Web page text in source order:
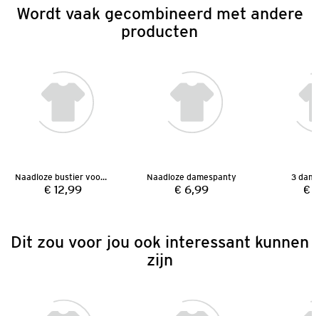
Wordt vaak gecombineerd met andere
producten
Naadloze bustier voor dames
Prijs:
€ 12,99
Naadloze damespanty
Prijs:
€ 6,99
3
€
Dit zou voor jou ook interessant kunnen
zijn